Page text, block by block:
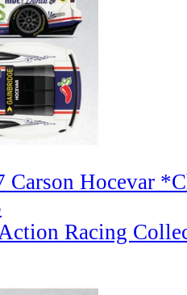
Carson Hocevar
Racing